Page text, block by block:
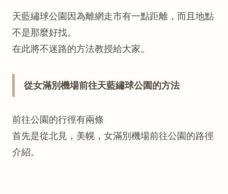
天藍繡球公園因為離網走市有一點距離，而且地點
不是那麼好找。
在此將不迷路的方法教授給大家。
從女滿別機場前往天藍繡球公園的方法
前往公園的行徑有兩條
首先是從北見，美幌，女滿別機場前往公園的路徑
介紹。